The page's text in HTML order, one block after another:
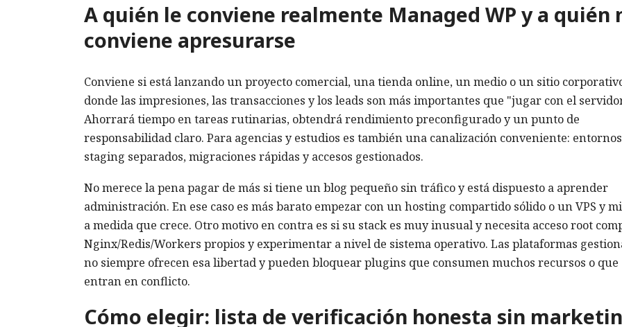
A quién le conviene realmente Managed WP y a quién
conviene apresurarse
Conviene si está lanzando un proyecto comercial, una tienda online, un medio o un sitio
donde las impresiones, las transacciones y los leads son más importantes que "jugar con el
Ahorrará tiempo en tareas rutinarias, obtendrá rendimiento preconfigurado y un punto de
responsabilidad claro. Para agencias y estudios es también una canalización conveniente:
staging separados, migraciones rápidas y accesos gestionados.
No merece la pena pagar de más si tiene un blog pequeño sin tráfico y está dispuesto a aprender
administración. En ese caso es más barato empezar con un hosting compartido sólido o un VPS y
a medida que crece. Otro motivo en contra es si su stack es muy inusual y necesita acceso root
Nginx/Redis/Workers propios y experimentar a nivel de sistema operativo. Las plataformas
no siempre ofrecen esa libertad y pueden bloquear plugins que consumen muchos recursos o que
entran en conflicto.
Cómo elegir: lista de verificación honesta sin